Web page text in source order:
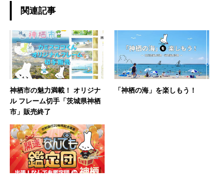
関連記事
神栖市の魅力満載！ オリジナ
ル フレーム切手「茨城県神栖
市」販売終了
「神栖の海」を楽しもう！